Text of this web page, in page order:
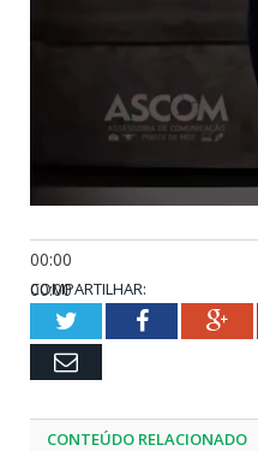
00:00
00:00
00:33
COMPARTILHAR:
TwitterFacebook
Email
CONTEÚDO RELACIONADO